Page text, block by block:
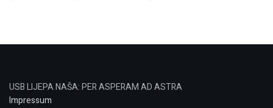
USB LIJEPA NAŠA: PER ASPERAM AD ASTRA
Impressum